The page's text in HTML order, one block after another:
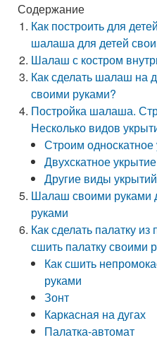
Содержание
Как построить для
шалаша для детей
Шалаш с костром
Как сделать шалаш на
своими руками?
Постройка шалаша.
Несколько видов
Строим односкатное
Двухскатное укрытие
Другие виды укрытий
Шалаш своими
руками
Как сделать палатку
сшить палатку своими
Как сшить
руками
Зонт
Каркасная на дугах
Палатка-автомат